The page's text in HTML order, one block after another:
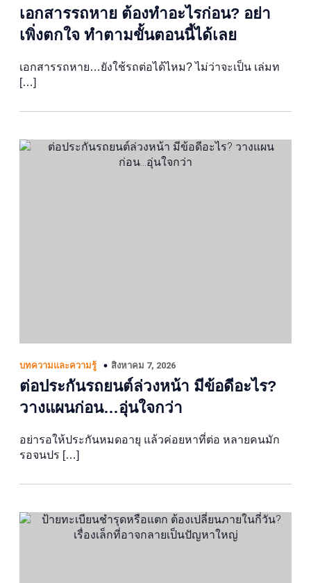
เอกสารรถหาย ต้องทำอะไรก่อน? อย่า
เพิ่งตกใจ ทำตามขั้นตอนนี้ได้เลย
เอกสารรถหาย…ยังใช้รถต่อได้ไหม? ไม่ว่าจะเป็น เล่มท
[…]
บทความและความรู้ สิงหาคม 7, 2026
ต่อประกันรถยนต์ล่วงหน้า มีข้อดีอะไร?
วางแผนก่อน…อุ่นใจกว่า
อย่ารอให้ประกันหมดอายุ แล้วค่อยหาที่ต่อ หลายคนมัก
รอจนปร […]